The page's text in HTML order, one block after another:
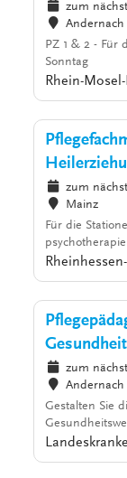
zum
Andernach
PZ 1 & 2 - Für
Sonntag
Rhein-
zum
Mainz
Für die
zum
Andernach
Gestalten Sie